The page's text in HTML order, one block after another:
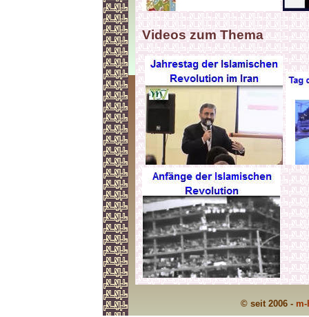
Videos zum Thema
© seit 2006 -